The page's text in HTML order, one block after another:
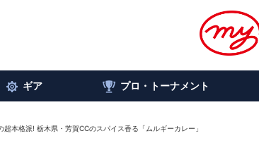
ギア プロ・トーナメント
超本格派! 栃木県・芳賀CCのスパイス香る「ムルギーカレー」